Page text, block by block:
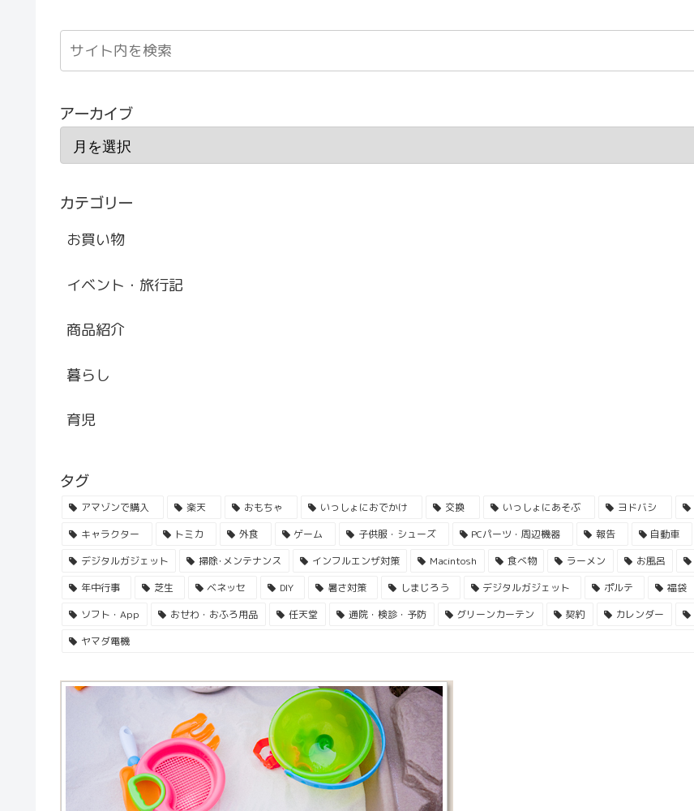
アーカイブ
カテゴリー
お買い物
イベント・旅行記
商品紹介
暮らし
育児
タグ
アマゾンで購入 楽天 おもちゃ いっしょにおでかけ 交換 いっしょにあそぶ ヨドバシ
キャラクター
トミカ 外食 ゲーム 子供服・シューズ PCパーツ・周辺機器 報告 自動車
デジタルガジェット
掃除･メンテナンス インフルエンザ対策 Macintosh 食べ物 ラーメン お風呂
年中行事
芝生 ベネッセ DIY 暑さ対策 しまじろう デジタルガジェット ポルテ 福袋
ソフト・App
おせわ・おふろ用品 任天堂 通院・検診・予防 グリーンカーテン 契約 カレンダー
ヤマダ電機